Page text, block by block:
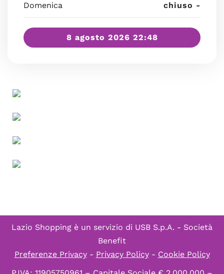
Domenica chiuso -
8 agosto 2026 22:48
Lazio Shopping è un servizio di USB S.p.A. - Società
Benefit
Preferenze Privacy- Privacy Policy- Cookie Policy